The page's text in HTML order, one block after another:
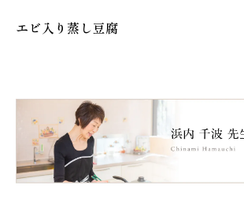
エビ入り蒸し豆腐